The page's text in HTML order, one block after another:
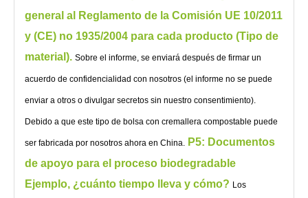
general al Reglamento de la Comisión UE 10/2011
y (CE) no 1935/2004 para cada producto (Tipo de
material). Sobre el informe, se enviará después de firmar un
acuerdo de confidencialidad con nosotros (el informe no se puede
enviar a otros o divulgar secretos sin nuestro consentimiento).
Debido a que este tipo de bolsa con cremallera compostable puede
ser fabricada por nosotros ahora en China.
P5: Documentos
de apoyo para el proceso biodegradable
Ejemplo, ¿cuánto tiempo lleva y cómo? Los